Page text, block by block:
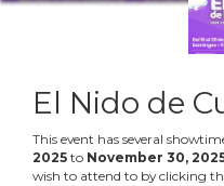
El Nido de
This event has several
2025 to November 30,
wish to attend to by clicking